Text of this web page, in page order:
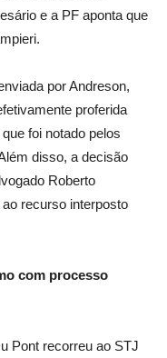
e a PF aponta que
por Andreson,
proferida
foi notado pelos
disso, a decisão
Roberto
recurso interposto
com processo
Pont recorreu ao STJ